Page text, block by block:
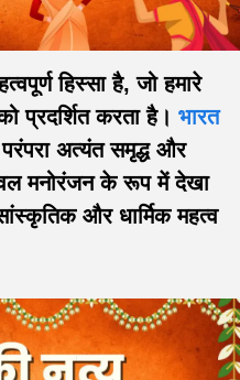
हिस्सा है, जो हमारे
प्रदर्शित करता है। भारत
अत्यंत समृद्ध और
मनोरंजन के रूप में देखा
और धार्मिक महत्व